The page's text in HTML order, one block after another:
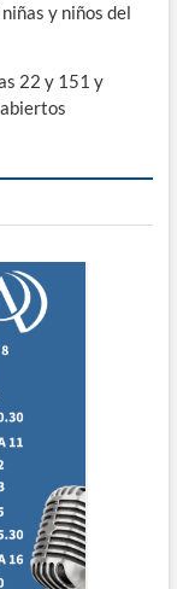
y niños del
22 y 151 y